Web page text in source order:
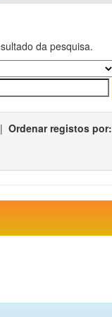
da pesquisa.
| Ordenar registos por: